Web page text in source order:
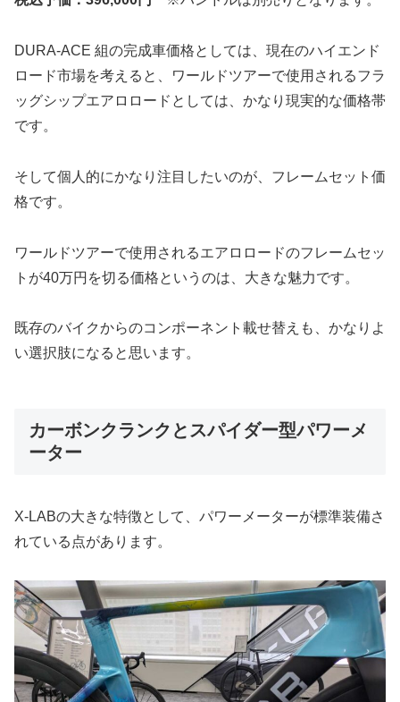
DURA-ACE 組の完成車価格としては、現在のハイエンド
ロード市場を考えると、ワールドツアーで使用されるフラ
ッグシップエアロロードとしては、かなり現実的な価格帯
です。
そして個人的にかなり注目したいのが、フレームセット価
格です。
ワールドツアーで使用されるエアロロードのフレームセッ
トが40万円を切る価格というのは、大きな魅力です。
既存のバイクからのコンポーネント載せ替えも、かなりよ
い選択肢になると思います。
カーボンクランクとスパイダー型パワーメ
ーター
X-LABの大きな特徴として、パワーメーターが標準装備さ
れている点があります。